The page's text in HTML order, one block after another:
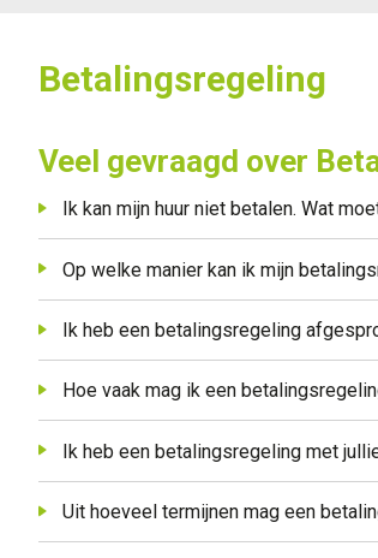
Betalingsregeling
Veel gevraagd over
Ik kan mijn huur niet betalen. Wat
Op welke manier kan ik mijn
Ik heb een betalingsregeling
Hoe vaak mag ik een
Ik heb een betalingsregeling met
Uit hoeveel termijnen mag een